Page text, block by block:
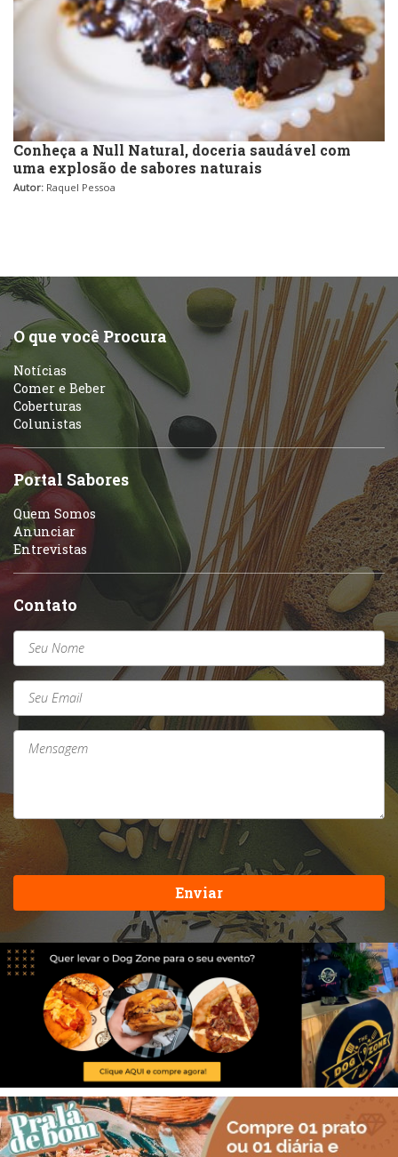
Conheça a Null Natural, doceria saudável com
uma explosão de sabores naturais
Autor: Raquel Pessoa
O que você Procura
Notícias
Comer e Beber
Coberturas
Colunistas
Portal Sabores
Quem Somos
Anunciar
Entrevistas
Contato
Enviar